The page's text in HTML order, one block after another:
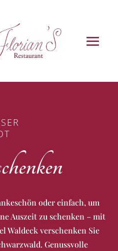
oder einfach, um
Auszeit zu schenken – mit
Waldeck verschenken Sie
Genussvolle